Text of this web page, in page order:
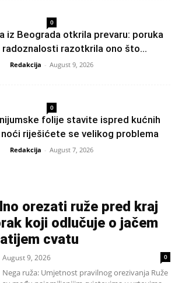
0
iz Beograda otkrila prevaru: poruka
razotkrila ono što...
Redakcija - August 9, 2026
0
folije stavite ispred kućnih
riješićete se velikog problema
Redakcija - August 7, 2026
orezati ruže pred kraj
koji odlučuje o jačem
cvatu
August 9, 2026 0
Nega ruža: Umjetnost pravilnog orezivanja Ruže